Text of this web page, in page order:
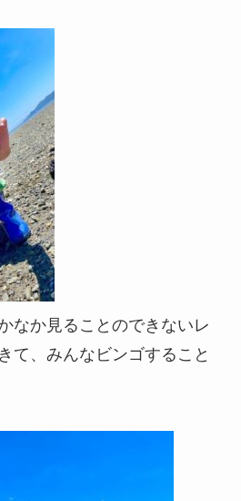
なか見ることのできないレ
て、みんなビンゴすること